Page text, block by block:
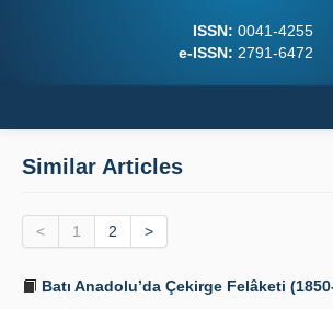
ISSN: 0041-4255
e-ISSN: 2791-6472
Journal Boards
Similar Articles
< 1 2 >
Batı Anadolu’da Çekirge Felâketi